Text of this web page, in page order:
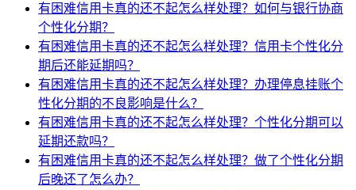
有困难信用卡真的还不起怎么样处理？如何与银行协商
个性化分期？
有困难信用卡真的还不起怎么样处理？信用卡个性化分
期后还能延期吗？
有困难信用卡真的还不起怎么样处理？办理停息挂账个
性化分期的不良影响是什么？
有困难信用卡真的还不起怎么样处理？个性化分期可以
延期还款吗？
有困难信用卡真的还不起怎么样处理？做了个性化分期
后晚还了怎么办？